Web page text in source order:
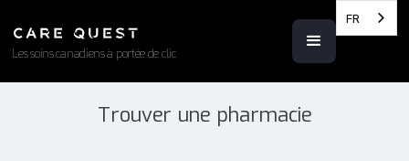
Les soins canadiens à portée de clic
FR
Trouver une pharmacie